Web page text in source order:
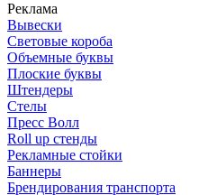
Реклама
Вывески
Световые короба
Объемные буквы
Плоские буквы
Штендеры
Стелы
Пресс Волл
Roll up стенды
Рекламные стойки
Баннеры
Брендирования транспорта